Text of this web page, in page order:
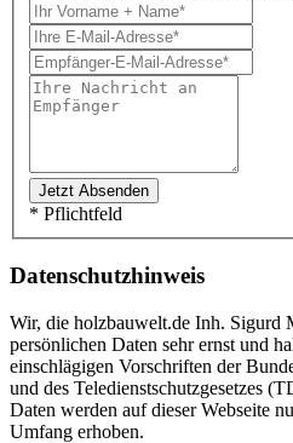
* Pflichtfeld
Datenschutzhinweis
Wir, die holzbauwelt.de Inh. Sigurd
persönlichen Daten sehr ernst und
einschlägigen Vorschriften der
und des Teledienstschutzgesetzes
Daten werden auf dieser Webseite
Umfang erhoben.